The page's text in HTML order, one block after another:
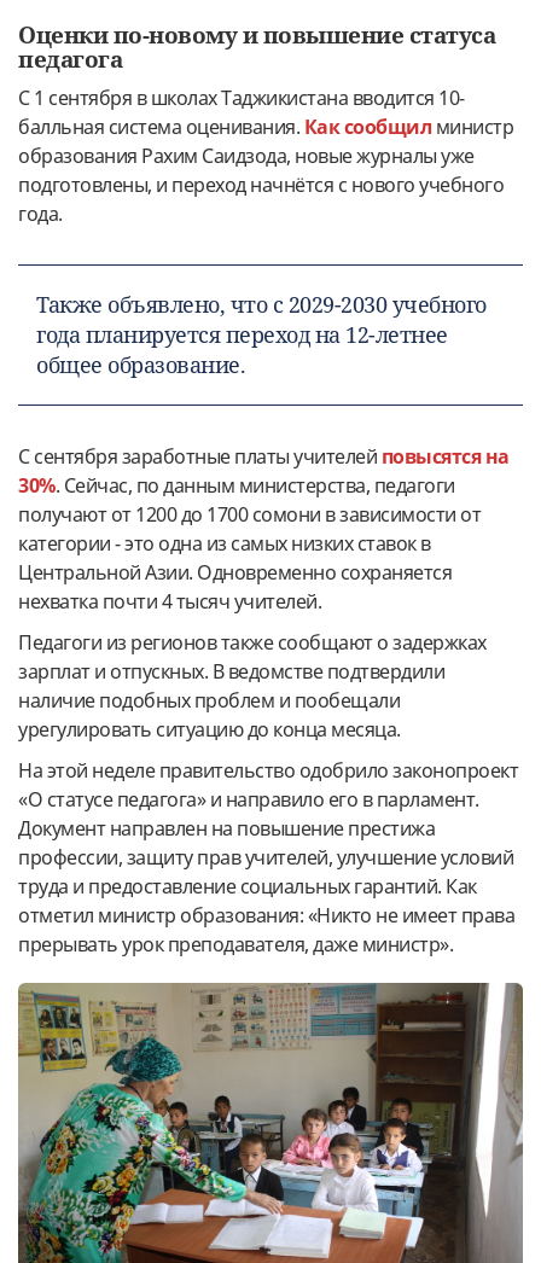
Оценки по-новому и повышение статуса
педагога
С 1 сентября в школах Таджикистана вводится 10-
балльная система оценивания. Как сообщил министр
образования Рахим Саидзода, новые журналы уже
подготовлены, и переход начнётся с нового учебного
года.
Также объявлено, что с 2029-2030 учебного
года планируется переход на 12-летнее
общее образование.
С сентября заработные платы учителей повысятся на
30%. Сейчас, по данным министерства, педагоги
получают от 1200 до 1700 сомони в зависимости от
категории - это одна из самых низких ставок в
Центральной Азии. Одновременно сохраняется
нехватка почти 4 тысяч учителей.
Педагоги из регионов также сообщают о задержках
зарплат и отпускных. В ведомстве подтвердили
наличие подобных проблем и пообещали
урегулировать ситуацию до конца месяца.
На этой неделе правительство одобрило законопроект
«О статусе педагога» и направило его в парламент.
Документ направлен на повышение престижа
профессии, защиту прав учителей, улучшение условий
труда и предоставление социальных гарантий. Как
отметил министр образования: «Никто не имеет права
прерывать урок преподавателя, даже министр».